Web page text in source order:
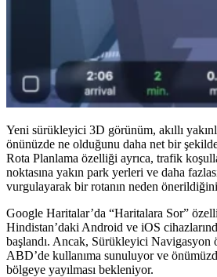
Yeni sürükleyici 3D görünüm, akıllı
önünüzde ne olduğunu daha net bir
Rota Planlama özelliği ayrıca, trafik
noktasına yakın park yerleri ve daha
vurgulayarak bir rotanın neden önerildiğini
Google Haritalar’da “Haritalara Sor”
Hindistan’daki Android ve iOS
başlandı. Ancak, Sürükleyici Navigasyon
ABD’de kullanıma sunuluyor ve
bölgeye yayılması bekleniyor.